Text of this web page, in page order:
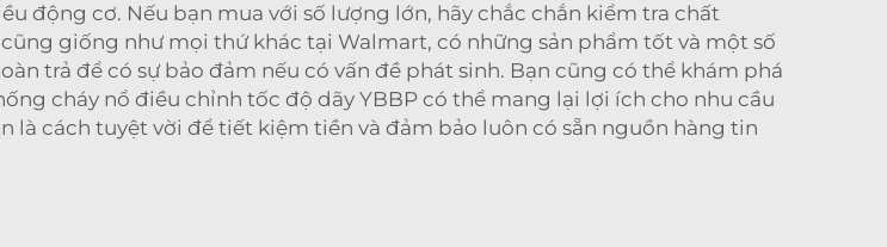
động cơ. Nếu bạn mua với số lượng lớn, hãy chắc chắn kiểm tra chất
giống như mọi thứ khác tại Walmart, có những sản phẩm tốt và một số
trả để có sự bảo đảm nếu có vấn đề phát sinh. Bạn cũng có thể khám phá
cháy nổ điều chỉnh tốc độ dãy YBBP có thể mang lại lợi ích cho nhu cầu
là cách tuyệt vời để tiết kiệm tiền và đảm bảo luôn có sẵn nguồn hàng tin